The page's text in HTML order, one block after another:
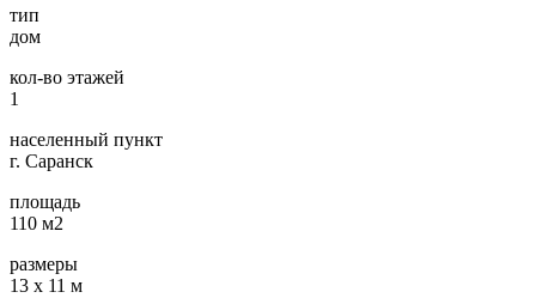
тип
дом
кол-во этажей
1
населенный пункт
г. Саранск
площадь
110 м2
размеры
13 х 11 м